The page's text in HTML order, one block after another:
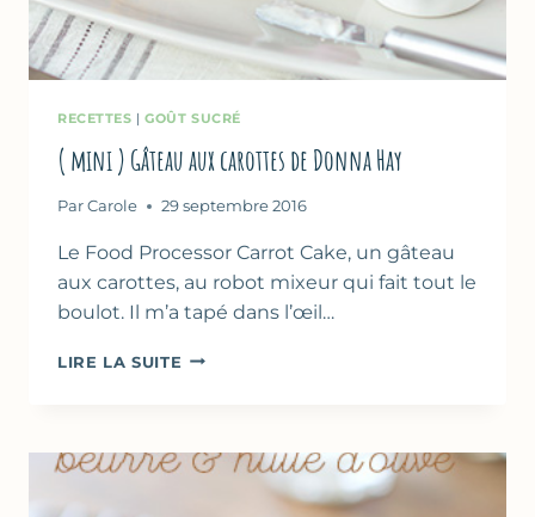
RECETTES |GOÛT SUCRÉ
( mini ) Gâteau aux carottes de Donna Hay
Par Carole 29 septembre 2016
Le Food Processor Carrot Cake, un gâteau
aux carottes, au robot mixeur qui fait tout le
boulot. Il m’a tapé dans l’œil…
LIRE LA SUITE
AUX
CAROTTES